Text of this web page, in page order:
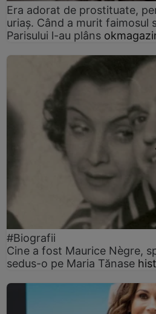
Era adorat de prostituate,
uriaș. Când a murit
Parisului l-au plâns
#Biografii
Cine a fost Maurice Nègre,
sedus-o pe Maria Tănase